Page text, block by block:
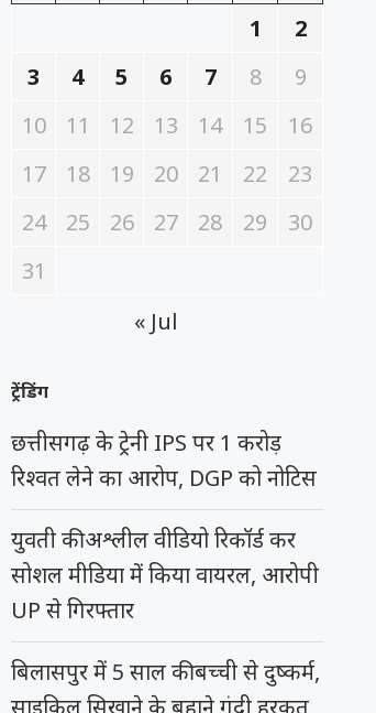
1
2
3
4 5 6 7 8
9
10
11 12 13 14 15
16
17
18 19 20 21 22
23
24
25 26 27 28 29
30
31
« Jul
ट्रेंडिंग
छत्तीसगढ़ के ट्रेनी IPS पर 1 करोड़
रिश्वत लेने का आरोप, DGP को नोटिस
युवती की अश्लील वीडियो रिकॉर्ड कर
सोशल मीडिया में किया वायरल, आरोपी
UP से गिरफ्तार
बिलासपुर में 5 साल की बच्ची से दुष्कर्म,
साइकिल सिखाने के बहाने गंदी हरकत